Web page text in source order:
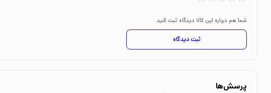
شما هم درباره این کالا دیدگاه ثبت کنید
ثبت دیدگاه
پرسش‌ها